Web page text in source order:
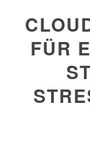
FÜR